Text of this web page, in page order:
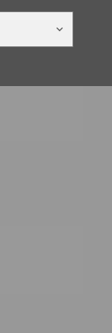
keyboard_arrow_down